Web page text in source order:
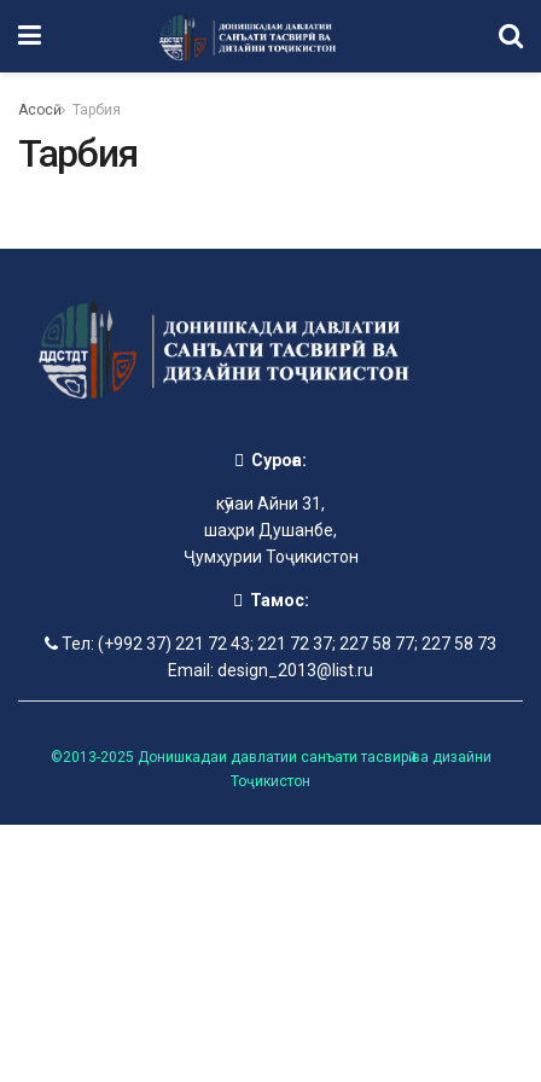
Асосӣ Тарбия
Тарбия
Суроға:
кӯчаи Айни 31,
шаҳри Душанбе,
Ҷумҳурии Тоҷикистон
Тамос:
Тел: (+992 37) 221 72 43; 221 72 37; 227 58 77; 227 58 73
Email: design_2013@list.ru
©2013-2025 Донишкадаи давлатии санъати тасвирӣ ва дизайни
Тоҷикистон